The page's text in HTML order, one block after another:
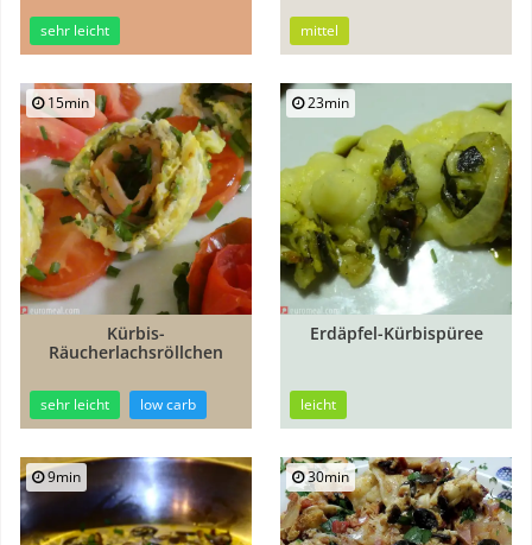
sehr leicht mittel
15min
Kürbis-
Räucherlachsröllchen
sehr leicht low carb
23min
Erdäpfel-Kürbispüree
leicht
9min 30min